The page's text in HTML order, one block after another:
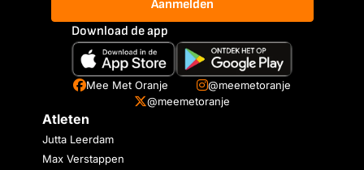
Aanmelden
Download de app
Mee Met Oranje
@meemetoranje
@meemetoranje
Atleten
Jutta Leerdam
Max Verstappen